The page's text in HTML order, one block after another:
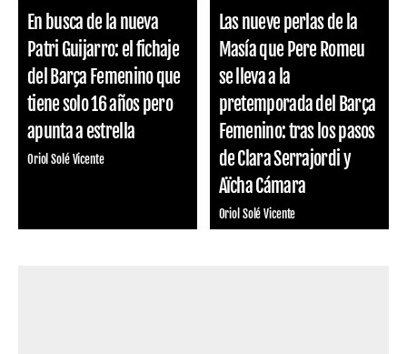
En busca de la nueva
Patri Guijarro: el fichaje
del Barça Femenino que
tiene solo 16 años pero
apunta a estrella
Oriol Solé Vicente
Las nueve perlas de la
Masía que Pere Romeu
se lleva a la
pretemporada del Barça
Femenino: tras los pasos
de Clara Serrajordi y
Aïcha Cámara
Oriol Solé Vicente